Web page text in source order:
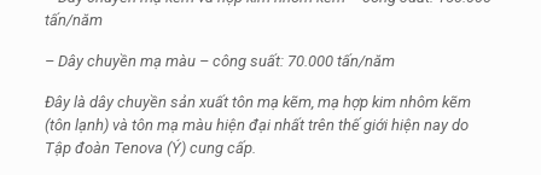
tấn/năm
– Dây chuyền mạ màu – công suất: 70.000 tấn/năm
Đây là dây chuyền sản xuất tôn mạ kẽm, mạ hợp kim nhôm kẽm
(tôn lạnh) và tôn mạ màu hiện đại nhất trên thế giới hiện nay do
Tập đoàn Tenova (Ý) cung cấp.